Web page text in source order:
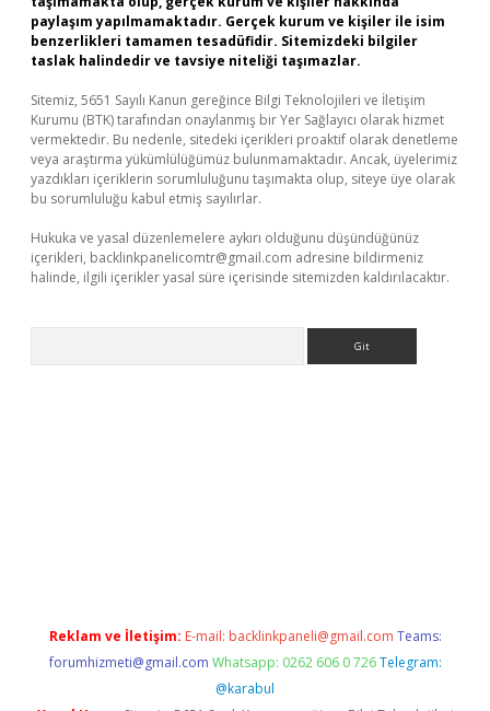
paylaşım yapılmamaktadır. Gerçek kurum ve kişiler ile isim
benzerlikleri tamamen tesadüfidir. Sitemizdeki bilgiler
taslak halindedir ve tavsiye niteliği taşımazlar.
Sitemiz, 5651 Sayılı Kanun gereğince Bilgi Teknolojileri ve İletişim
Kurumu (BTK) tarafından onaylanmış bir Yer Sağlayıcı olarak hizmet
vermektedir. Bu nedenle, sitedeki içerikleri proaktif olarak denetleme
veya araştırma yükümlülüğümüz bulunmamaktadır. Ancak, üyelerimiz
yazdıkları içeriklerin sorumluluğunu taşımakta olup, siteye üye olarak
bu sorumluluğu kabul etmiş sayılırlar.
Hukuka ve yasal düzenlemelere aykırı olduğunu düşündüğünüz
içerikleri, backlinkpanelicomtr@gmail.com adresine bildirmeniz
halinde, ilgili içerikler yasal süre içerisinde sitemizden kaldırılacaktır.
Reklam ve İletişim: E-mail: backlinkpaneli@gmail.com Teams:
forumhizmeti@gmail.com Whatsapp: 0262 606 0 726 Telegram:
@karabul